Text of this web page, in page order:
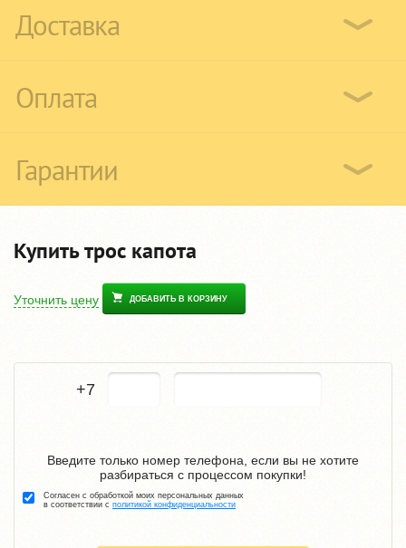
Доставка
Оплата
Гарантии
Купить трос капота
Уточнить цену ДОБАВИТЬ В КОРЗИНУ
+7
Введите только номер телефона, если вы не хотите
разбираться с процессом покупки!
Согласен с обработкой моих персональных данных
в соответствии с политикой конфиденциальности